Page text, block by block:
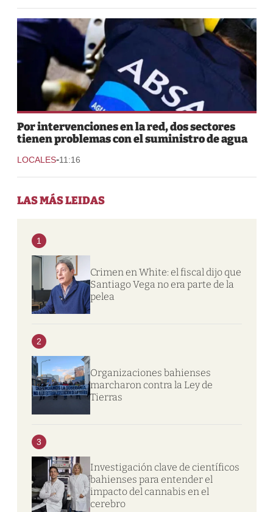
Por intervenciones en la red, dos sectores
tienen problemas con el suministro de agua
LOCALES-11:16
LAS MÁS LEIDAS
1
Crimen en White: el fiscal dijo que
Santiago Vega no era parte de la
pelea
2
Organizaciones bahienses
marcharon contra la Ley de
Tierras
3
Investigación clave de científicos
bahienses para entender el
impacto del cannabis en el
cerebro